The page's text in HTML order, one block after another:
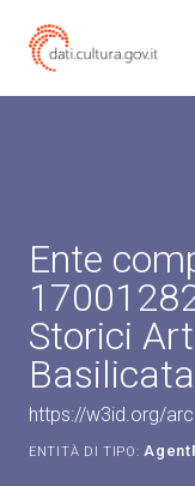
Ente
Storici
Basilicata
https://w3id.org/
ENTITÀ DI TIPO: